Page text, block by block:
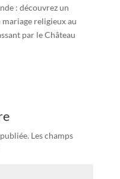
: découvrez un
religieux au
par le Château
Les champs